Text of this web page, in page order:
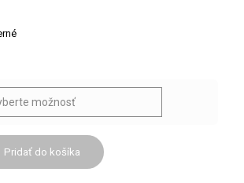
Pridať do košíka